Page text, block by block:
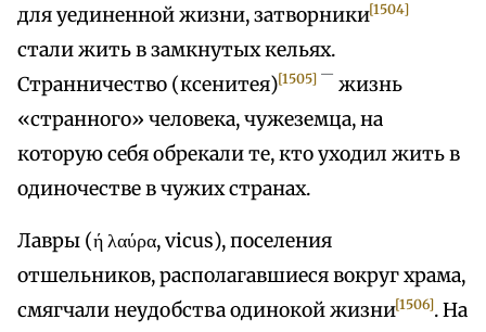
для уединенной жизни, затворники[1504]
стали жить в замкнутых кельях.
Странничество (ксенитея)[1505] — жизнь
«странного» человека, чужеземца, на
которую себя обрекали те, кто уходил жить в
одиночестве в чужих странах.
Лавры (ή λαύρα, vicus), поселения
отшельников, располагавшиеся вокруг храма,
смягчали неудобства одинокой жизни[1506]. На